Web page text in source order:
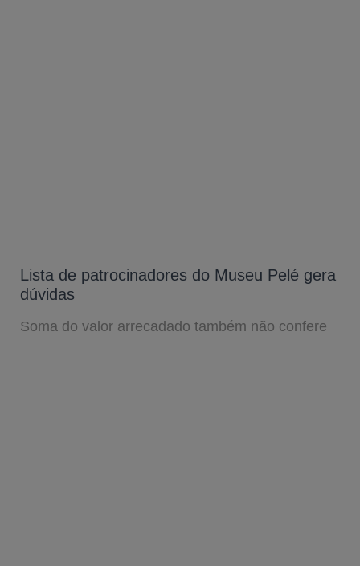
Lista de patrocinadores do Museu Pelé gera
dúvidas
Soma do valor arrecadado também não confere